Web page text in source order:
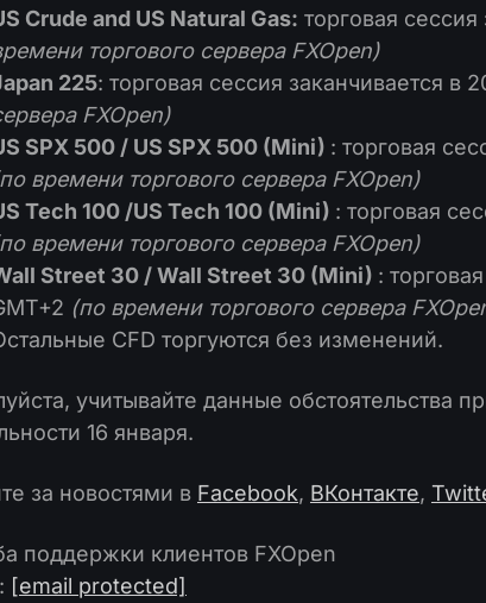
Crude and US Natural Gas: торговая сессия
торгового сервера FXOpen)
225: торговая сессия заканчивается в
FXOpen)
SPX 500 / US SPX 500 (Mini) : торговая
времени торгового сервера FXOpen)
Tech 100 /US Tech 100 (Mini) : торговая
времени торгового сервера FXOpen)
Street 30 / Wall Street 30 (Mini) :
(по времени торгового сервера
CFD торгуются без изменений.
учитывайте данные обстоятельства
16 января.
за новостями в Facebook, ВКонтакте,
поддержки клиентов FXOpen
[email protected]